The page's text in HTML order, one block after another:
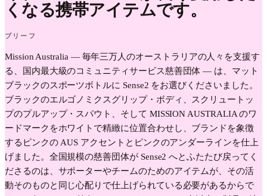
くなる携帯アイテムです。
ブリーフ
Mission Australia — 毎年三万人のオーストラリアの人々を支援す
る、国内最大級のコミュニティサービス慈善団体 — は、マット
ブラックのスポーツボトルに Sense2 をお選びくださいました。
ブラックのエルゴノミクスグリップ・ボディ、スクリュートッ
プのプルアップ・スパウト、そして MISSION AUSTRALIA のワ
ードマークをホワイトで精緻に位置合わせし、ブランドを象徴
するピンクの AUS アクセントとピンクのアンダーラインを仕上
げました。全国規模の慈善団体が Sense2 へとふたたび戻ってく
ださるのは、サポーターやチームのためのアイテムが、その活
動そのものと同じ心配りで仕上げられている必要があるからで